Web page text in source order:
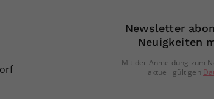
Newsletter
Neuigkeiten
Mit der Anmeldung zum
aktuell gültigen